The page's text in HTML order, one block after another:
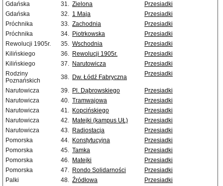
Gdańska
31. Zielona
Przesiadki
Gdańska
32. 1 Maja
Przesiadki
Próchnika
33. Zachodnia
Przesiadki
Próchnika
34. Piotrkowska
Przesiadki
Rewolucji 1905r.
35. Wschodnia
Przesiadki
Kilińskiego
36. Rewolucji 1905r.
Przesiadki
Kilińskiego
37. Narutowicza
Przesiadki
Rodziny
Poznańskich
38. Dw. Łódź Fabryczna Przesiadki
Narutowicza 39. Pl. Dąbrowskiego
Przesiadki
Narutowicza
40. Tramwajowa
Przesiadki
Narutowicza
41. Kopcińskiego
Przesiadki
Narutowicza
42. Matejki (kampus UŁ)
Przesiadki
Narutowicza
43. Radiostacja
Przesiadki
Pomorska
44. Konstytucyjna
Przesiadki
Pomorska
45. Tamka
Przesiadki
Pomorska
46. Matejki
Przesiadki
Pomorska
47. Rondo Solidarności
Przesiadki
Palki
48. Źródłowa
Przesiadki